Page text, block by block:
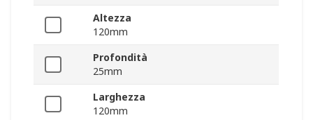
Altezza
120mm
Profondità
25mm
Larghezza
120mm